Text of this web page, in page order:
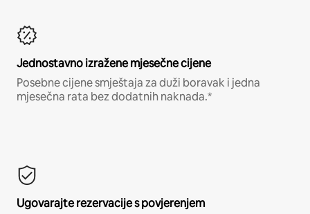
Jednostavno izražene mjesečne cijene
Posebne cijene smještaja za duži boravak i jedna
mjesečna rata bez dodatnih naknada.*
Ugovarajte rezervacije s povjerenjem